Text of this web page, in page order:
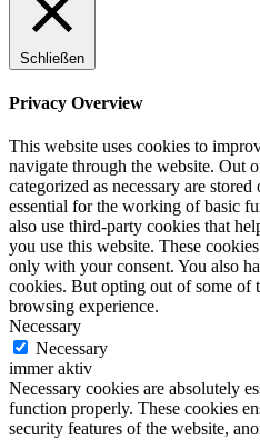
Schließen
Privacy Overview
This website uses cookies to
navigate through the website. Out
categorized as necessary are
essential for the working of basic
also use third-party cookies that
you use this website. These
only with your consent. You also
cookies. But opting out of some of
browsing experience.
Necessary
Necessary
immer aktiv
Necessary cookies are absolutely
function properly. These cookies
security features of the website,